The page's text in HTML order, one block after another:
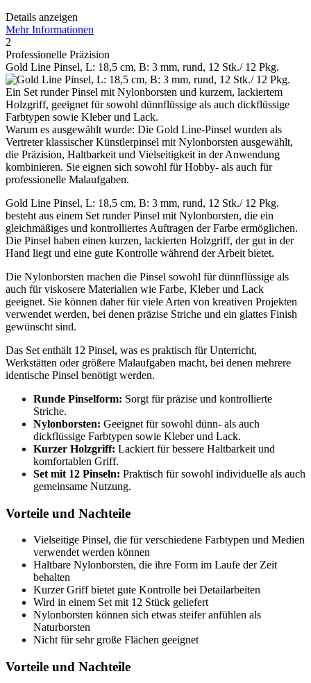
Details anzeigen
Mehr Informationen
2
Professionelle Präzision
Gold Line Pinsel, L: 18,5 cm, B: 3 mm, rund, 12 Stk./ 12 Pkg.
Ein Set runder Pinsel mit Nylonborsten und kurzem, lackiertem
Holzgriff, geeignet für sowohl dünnflüssige als auch dickflüssige
Farbtypen sowie Kleber und Lack.
Warum es ausgewählt wurde: Die Gold Line-Pinsel wurden als
Vertreter klassischer Künstlerpinsel mit Nylonborsten ausgewählt,
die Präzision, Haltbarkeit und Vielseitigkeit in der Anwendung
kombinieren. Sie eignen sich sowohl für Hobby- als auch für
professionelle Malaufgaben.
Gold Line Pinsel, L: 18,5 cm, B: 3 mm, rund, 12 Stk./ 12 Pkg.
besteht aus einem Set runder Pinsel mit Nylonborsten, die ein
gleichmäßiges und kontrolliertes Auftragen der Farbe ermöglichen.
Die Pinsel haben einen kurzen, lackierten Holzgriff, der gut in der
Hand liegt und eine gute Kontrolle während der Arbeit bietet.
Die Nylonborsten machen die Pinsel sowohl für dünnflüssige als
auch für viskosere Materialien wie Farbe, Kleber und Lack
geeignet. Sie können daher für viele Arten von kreativen Projekten
verwendet werden, bei denen präzise Striche und ein glattes Finish
gewünscht sind.
Das Set enthält 12 Pinsel, was es praktisch für Unterricht,
Werkstätten oder größere Malaufgaben macht, bei denen mehrere
identische Pinsel benötigt werden.
Runde Pinselform: Sorgt für präzise und kontrollierte
Striche.
Nylonborsten: Geeignet für sowohl dünn- als auch
dickflüssige Farbtypen sowie Kleber und Lack.
Kurzer Holzgriff: Lackiert für bessere Haltbarkeit und
komfortablen Griff.
Set mit 12 Pinseln: Praktisch für sowohl individuelle als auch
gemeinsame Nutzung.
Vorteile und Nachteile
Vielseitige Pinsel, die für verschiedene Farbtypen und Medien
verwendet werden können
Haltbare Nylonborsten, die ihre Form im Laufe der Zeit
behalten
Kurzer Griff bietet gute Kontrolle bei Detailarbeiten
Wird in einem Set mit 12 Stück geliefert
Nylonborsten können sich etwas steifer anfühlen als
Naturborsten
Nicht für sehr große Flächen geeignet
Vorteile und Nachteile